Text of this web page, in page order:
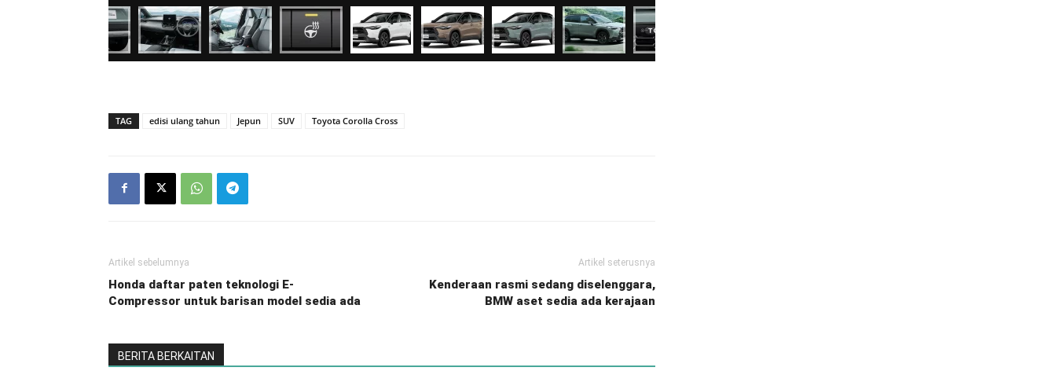
TAG edisi ulang tahun Jepun SUV Toyota Corolla Cross
Artikel sebelumnya
Honda daftar paten teknologi E-
Compressor untuk barisan model sedia ada
Artikel seterusnya
Kenderaan rasmi sedang diselenggara,
BMW aset sedia ada kerajaan
BERITA BERKAITAN